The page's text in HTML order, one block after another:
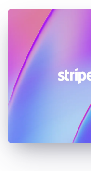
ジブラルタル
English
シンガポール
English
スイス
Deutsch
スウェーデン
English